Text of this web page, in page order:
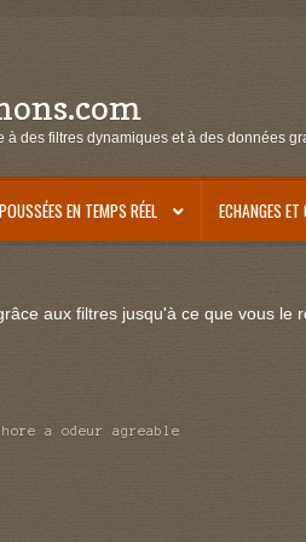
des filtres dynamiques et à des données
POUSSÉES EN TEMPS RÉEL ECHANGES
aux filtres jusqu'à ce que vous le
a odeur agreable